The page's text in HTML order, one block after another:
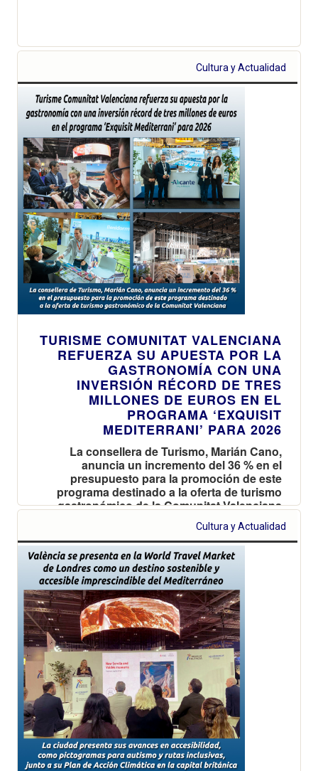
Cultura y Actualidad
TURISME COMUNITAT VALENCIANA
REFUERZA SU APUESTA POR LA
GASTRONOMÍA CON UNA
INVERSIÓN RÉCORD DE TRES
MILLONES DE EUROS EN EL
PROGRAMA ‘EXQUISIT
MEDITERRANI’ PARA 2026
La consellera de Turismo, Marián Cano,
anuncia un incremento del 36 % en el
presupuesto para la promoción de este
programa destinado a la oferta de turismo
gastronómico de la Comunitat Valenciana
Cultura y Actualidad